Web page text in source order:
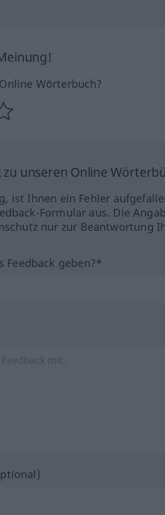
Wörterbuch?
zu unseren Online
ist Ihnen ein Fehler
Formular aus. Die
nur zur Beantwortung
Feedback geben?*